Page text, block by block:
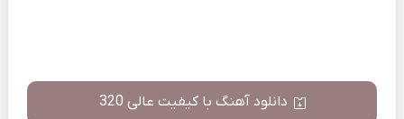
دانلود آهنگ با کیفیت عالی 320